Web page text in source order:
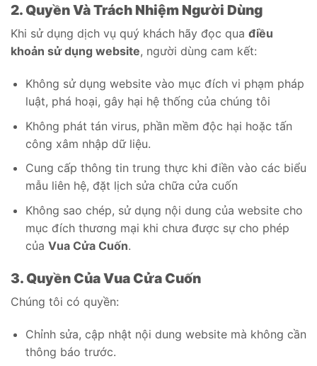
2. Quyền Và Trách Nhiệm Người Dùng
Khi sử dụng dịch vụ quý khách hãy đọc qua điều
khoản sử dụng website, người dùng cam kết:
Không sử dụng website vào mục đích vi phạm pháp
luật, phá hoại, gây hại hệ thống của chúng tôi
Không phát tán virus, phần mềm độc hại hoặc tấn
công xâm nhập dữ liệu.
Cung cấp thông tin trung thực khi điền vào các biểu
mẫu liên hệ, đặt lịch sửa chữa cửa cuốn
Không sao chép, sử dụng nội dung của website cho
mục đích thương mại khi chưa được sự cho phép
của Vua Cửa Cuốn.
3. Quyền Của Vua Cửa Cuốn
Chúng tôi có quyền:
Chỉnh sửa, cập nhật nội dung website mà không cần
thông báo trước.